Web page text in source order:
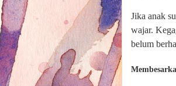
Jika anak
wajar.
belum